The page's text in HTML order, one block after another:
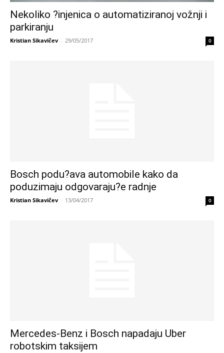
Nekoliko ?injenica o automatiziranoj vožnji i
parkiranju
Kristian Sikavičev - 29/05/2017 0
Bosch podu?ava automobile kako da
poduzimaju odgovaraju?e radnje
Kristian Sikavičev - 13/04/2017 0
Mercedes-Benz i Bosch napadaju Uber
robotskim taksijem